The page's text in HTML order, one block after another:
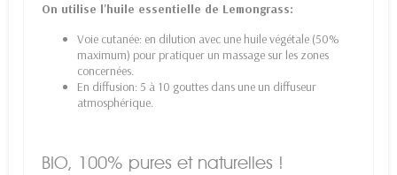
On utilise l'huile essentielle de Lemongrass:
Voie cutanée: en dilution avec une huile végétale (50%
maximum) pour pratiquer un massage sur les zones
concernées.
En diffusion: 5 à 10 gouttes dans une un diffuseur
atmosphérique.
BIO, 100% pures et naturelles !